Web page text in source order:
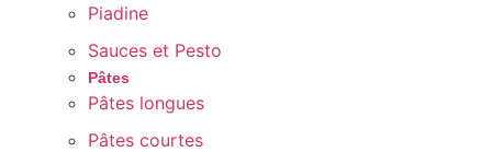
Piadine
Sauces et Pesto
Pâtes
Pâtes longues
Pâtes courtes